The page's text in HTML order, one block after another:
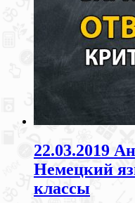
22.03.2019
Немецкий
классы